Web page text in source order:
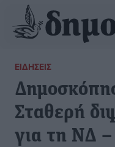
ΕΙΔΉΣΕΙΣ
Σταθερή
για τη ΝΔ